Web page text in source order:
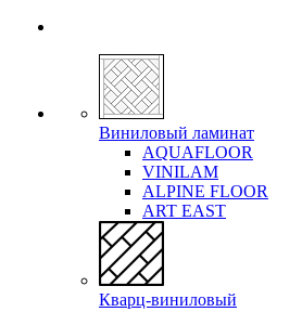
Виниловый ламинат
AQUAFLOOR
VINILAM
ALPINE FLOOR
ART EAST
Кварц-виниловый